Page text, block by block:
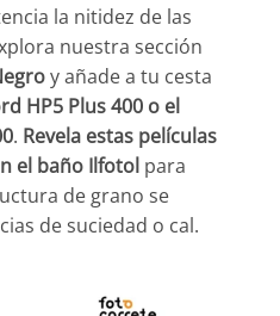
la nitidez de las
nuestra sección
y añade a tu cesta
HP5 Plus 400 o el
. Revela estas películas
el baño Ilfotol para
de grano se
de suciedad o cal.